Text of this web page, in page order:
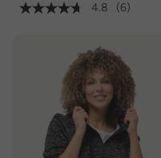
4.8
(6)